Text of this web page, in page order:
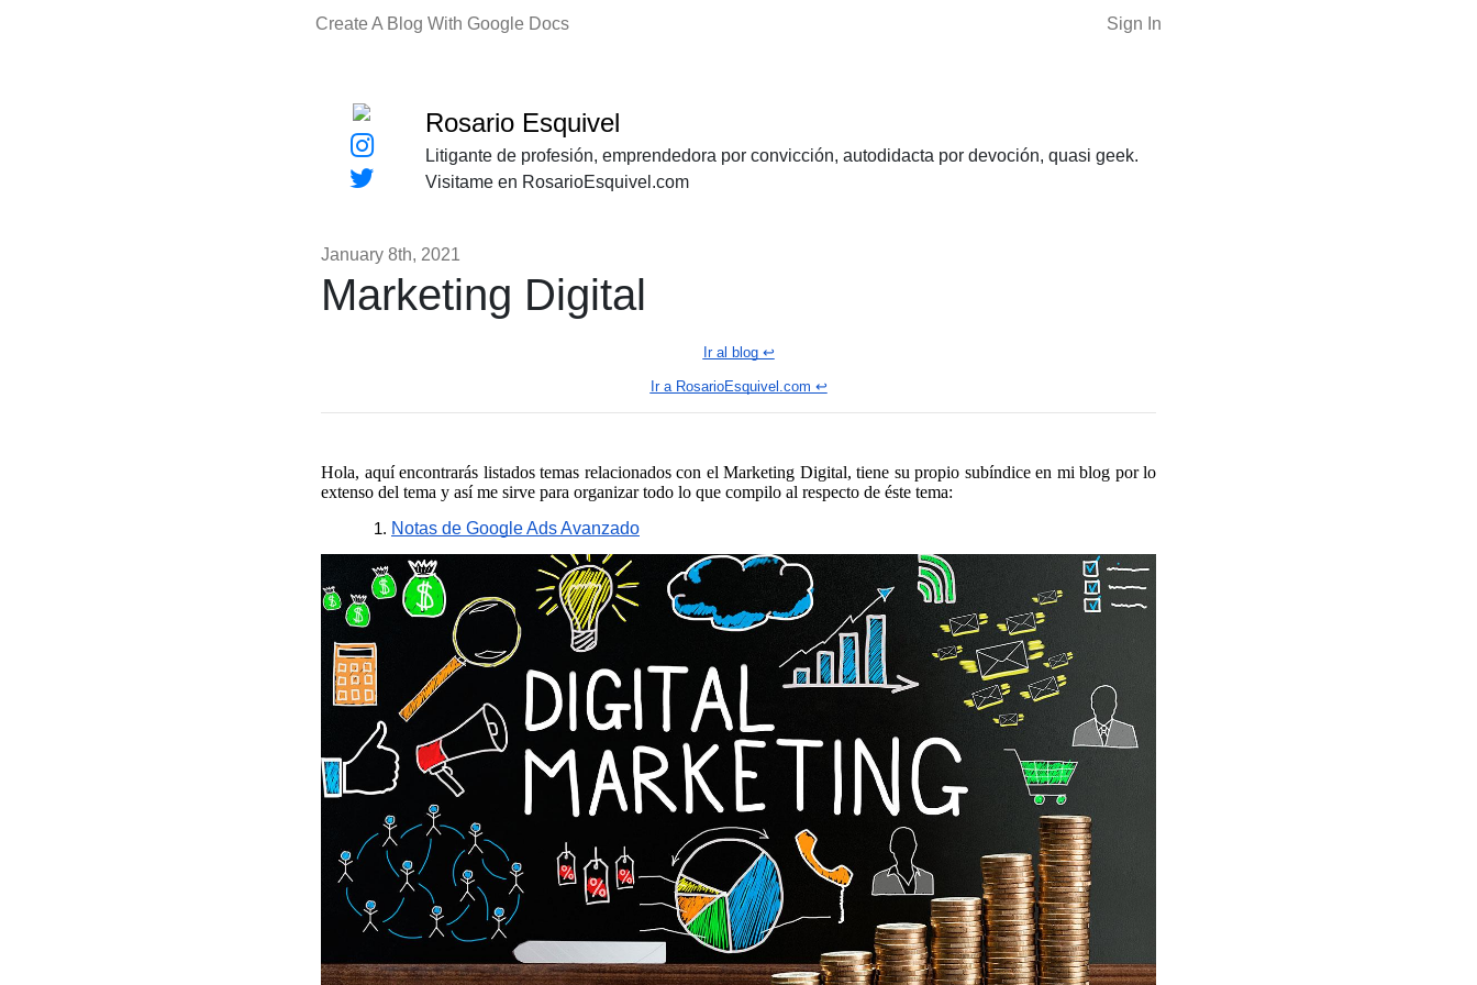
Create A Blog With Google Docs Sign In
Rosario Esquivel
Litigante de profesión, emprendedora por convicción, autodidacta por devoción, quasi geek.
Visitame en RosarioEsquivel.com
January 8th, 2021
Marketing Digital
Ir al blog ↩️
Ir a RosarioEsquivel.com ↩️
Hola, aquí encontrarás listados temas relacionados con el Marketing Digital, tiene su propio subíndice en mi blog por lo
extenso del tema y así me sirve para organizar todo lo que compilo al respecto de éste tema:
Notas de Google Ads Avanzado